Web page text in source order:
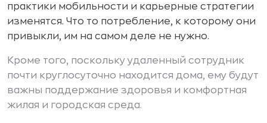
практики мобильности и карьерные стратегии
изменятся. Что то потребление, к которому они
привыкли, им на самом деле не нужно.
Кроме того, поскольку удаленный сотрудник
почти круглосуточно находится дома, ему будут
важны поддержание здоровья и комфортная
жилая и городская среда.